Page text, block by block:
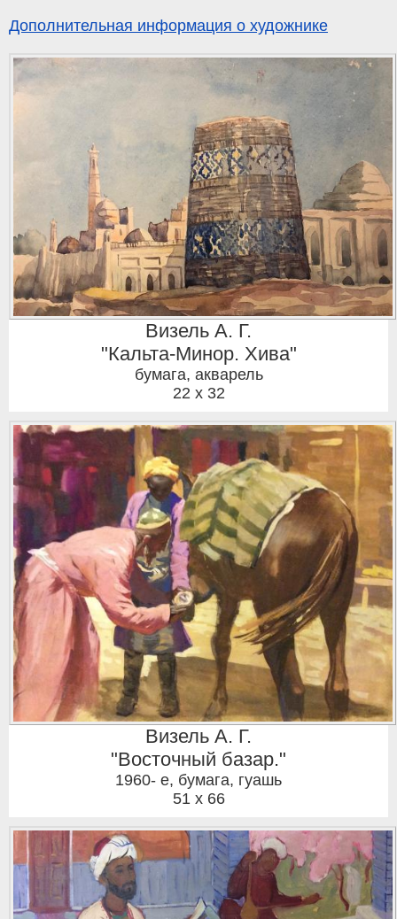
Дополнительная информация о художнике
Визель А. Г.
"Кальта-Минор. Хива"
бумага, акварель
22 x 32
Визель А. Г.
"Восточный базар."
1960- е, бумага, гуашь
51 x 66